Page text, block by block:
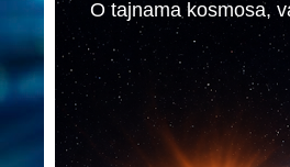
O tajnama kosmosa,